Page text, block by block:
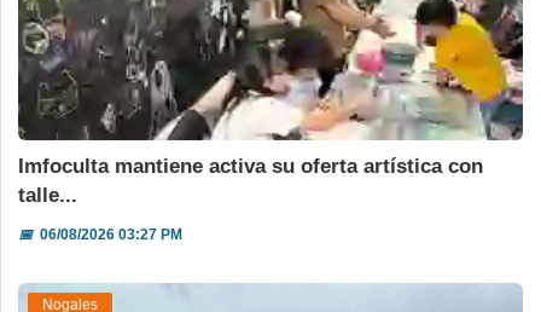
Imfoculta mantiene activa su oferta artística con
talle...
📅06/08/2026 03:27 PM
Nogales